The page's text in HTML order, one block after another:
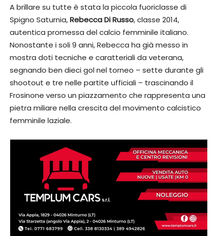
A brillare su tutte è stata la piccola fuoriclasse di
Spigno Saturnia,Rebecca Di Russo, classe 2014,
autentica promessa del calcio femminile italiano.
Nonostante i soli 9 anni, Rebecca ha già messo in
mostra doti tecniche e caratteriali da veterana,
segnando ben dieci gol nel torneo – sette durante gli
shootout e tre nelle partite ufficiali – trascinando il
Frosinone verso un piazzamento che rappresenta una
pietra miliare nella crescita del movimento calcistico
femminile laziale.